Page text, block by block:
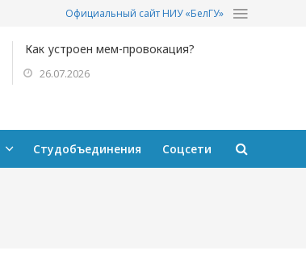
Официальный сайт НИУ «БелГУ»
Как устроен мем-провокация?
26.07.2026
Студобъединения Соцсети